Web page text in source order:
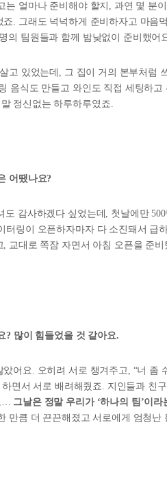
는 얼마나 준비해야 할지, 과연 몇 분이
. 그래도 넉넉하게 준비하자고 마음
의 팀원들과 함께 밤낮없이 준비했어
고 있었는데, 그 집이 거의 본부처럼
음식도 만들고 와인도 직접 세팅하고
정신없는 하루하루였죠.
어땠나요?
도 감사하겠다 싶었는데, 첫날에만
터링이 오픈하자마자 다 소진돼서 급
교대로 쪽잠 자면서 아침 오픈을 준비
많이 힘들었을 것 같아요.
어요. 오히려 서로 챙겨주고, “너 좀
면서 서로 배려해줬죠. 지인들과 친구
… 그날은 정말 우리가 ‘하나의 팀’이라
만큼 더 끈끈해졌고 서로에게 엄청난